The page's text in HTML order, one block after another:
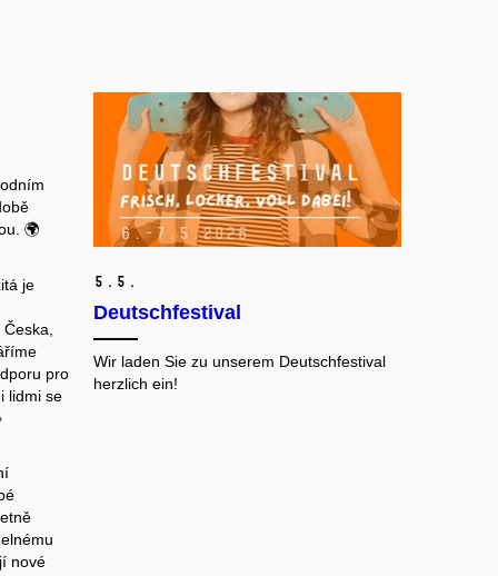
🌍
je
pro
lidmi se
nové
5. 5.
Deutschfestival
Wir laden Sie zu unserem Deutschfestival
herzlich ein!